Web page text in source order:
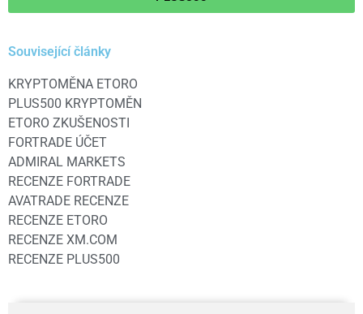
Související články
KRYPTOMĚNA ETORO
PLUS500 KRYPTOMĚN
ETORO ZKUŠENOSTI
FORTRADE ÚČET
ADMIRAL MARKETS
RECENZE FORTRADE
AVATRADE RECENZE
RECENZE ETORO
RECENZE XM.COM
RECENZE PLUS500